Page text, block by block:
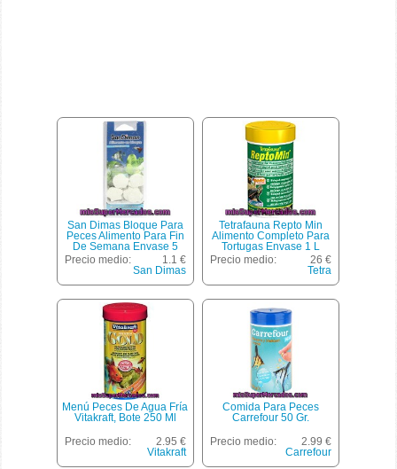
San Dimas Bloque Para
Peces Alimento Para Fin
De Semana Envase 5
Unidades
Precio medio:
1.1 €
San Dimas
Tetrafauna Repto Min
Alimento Completo Para
Tortugas Envase 1 L
Precio medio:
26 €
Tetra
Menú Peces De Agua Fría
Vitakraft, Bote 250 Ml
Precio medio:
2.95 €
Vitakraft
Comida Para Peces
Carrefour 50 Gr.
Precio medio:
2.99 €
Carrefour